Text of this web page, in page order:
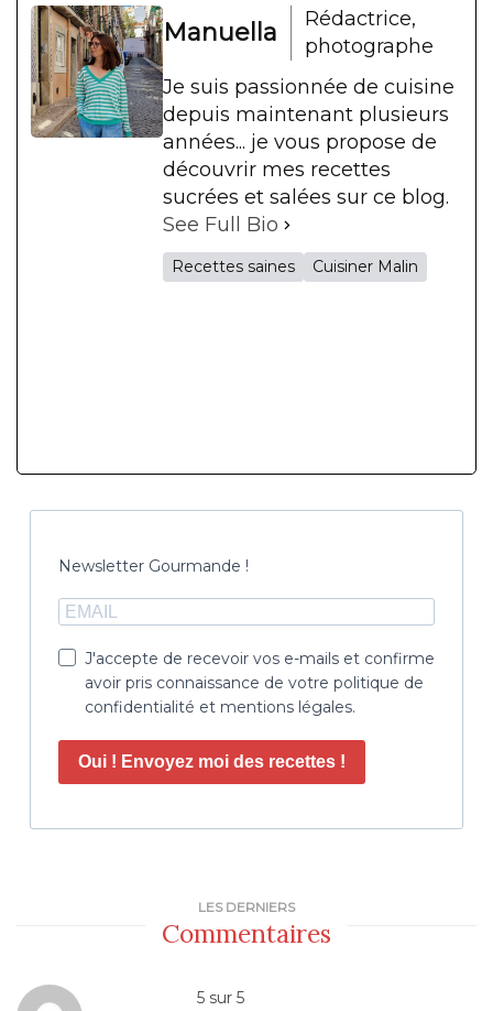
Manuella
Rédactrice,
photographe
Je suis passionnée de cuisine
depuis maintenant plusieurs
années... je vous propose de
découvrir mes recettes
sucrées et salées sur ce blog.
See Full Bio
Recettes saines Cuisiner Malin
Newsletter Gourmande !
J'accepte de recevoir vos e-mails et confirme
avoir pris connaissance de votre politique de
confidentialité et mentions légales.
Oui ! Envoyez moi des recettes !
LES DERNIERS
Commentaires
5 sur 5